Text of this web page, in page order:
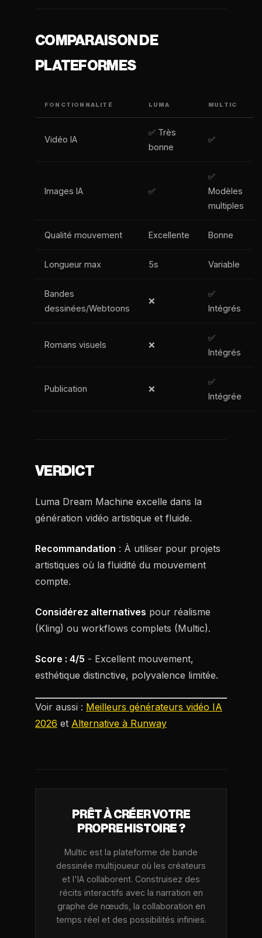
COMPARAISON DE
PLATEFORMES
FONCTIONNALITÉ LUMA MULTIC
Vidéo IA
✅ Très
bonne
✅
Images IA ✅
✅
Modèles
multiples
Qualité mouvement Excellente Bonne
Longueur max 5s Variable
Bandes
dessinées/Webtoons
❌
✅
Intégrés
Romans visuels ❌
✅
Intégrés
Publication ❌
✅
Intégrée
VERDICT
Luma Dream Machine excelle dans la
génération vidéo artistique et fluide.
Recommandation : À utiliser pour projets
artistiques où la fluidité du mouvement
compte.
Considérez alternatives pour réalisme
(Kling) ou workflows complets (Multic).
Score : 4/5 - Excellent mouvement,
esthétique distinctive, polyvalence limitée.
Voir aussi : Meilleurs générateurs vidéo IA
2026 et Alternative à Runway
PRÊT À CRÉER VOTRE
PROPRE HISTOIRE ?
Multic est la plateforme de bande
dessinée multijoueur où les créateurs
et l'IA collaborent. Construisez des
récits interactifs avec la narration en
graphe de nœuds, la collaboration en
temps réel et des possibilités infinies.